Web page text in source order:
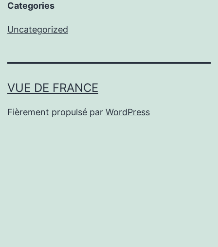
Categories
Uncategorized
VUE DE FRANCE
Fièrement propulsé par WordPress